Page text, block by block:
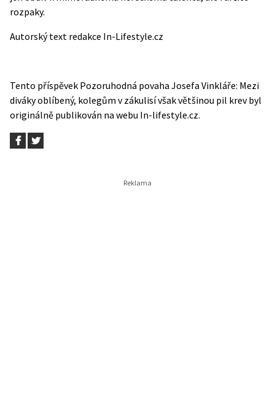
rozpaky.
Autorský text redakce In-Lifestyle.cz
Tento příspěvek Pozoruhodná povaha Josefa Vinkláře: Mezi
diváky oblíbený, kolegům v zákulisí však většinou pil krevbyl
originálně publikován na webu In-lifestyle.cz.